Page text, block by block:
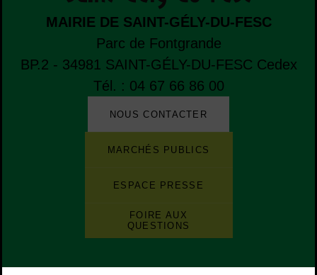
MAIRIE DE SAINT-GÉLY-DU-FESC
Parc de Fontgrande
BP.2 - 34981 SAINT-GÉLY-DU-FESC Cedex
Tél. : 04 67 66 86 00
NOUS CONTACTER
MARCHÉS PUBLICS
ESPACE PRESSE
FOIRE AUX
QUESTIONS